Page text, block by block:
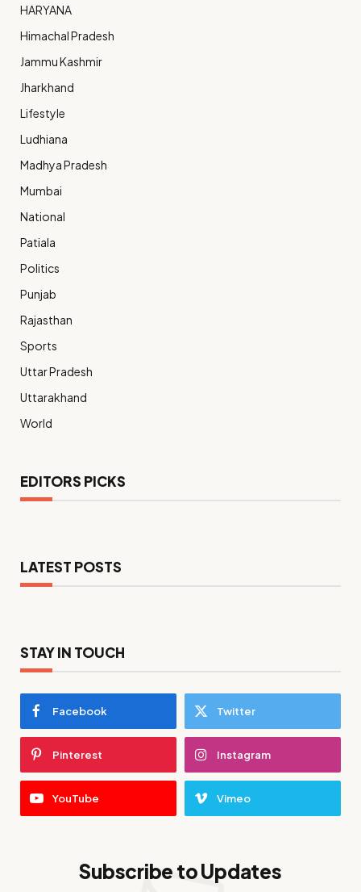
HARYANA
Himachal Pradesh
Jammu Kashmir
Jharkhand
Lifestyle
Ludhiana
Madhya Pradesh
Mumbai
National
Patiala
Politics
Punjab
Rajasthan
Sports
Uttar Pradesh
Uttarakhand
World
EDITORS PICKS
LATEST POSTS
STAY IN TOUCH
Facebook Twitter
Pinterest Instagram
YouTube Vimeo
Subscribe to Updates